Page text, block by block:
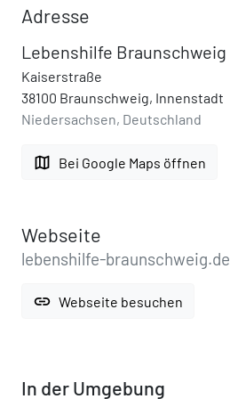
Adresse
Lebenshilfe Braunschweig
Kaiserstraße
38100 Braunschweig, Innenstadt
Niedersachsen, Deutschland
map Bei Google Maps öffnen
Webseite
lebenshilfe-braunschweig.de
link Webseite besuchen
In der Umgebung